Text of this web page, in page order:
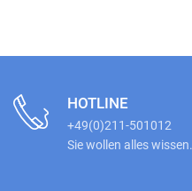
HOTLINE
+49(0)211-501012
Sie wollen alles wissen.